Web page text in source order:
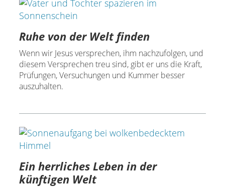
Ruhe von der Welt finden
Wenn wir Jesus versprechen, ihm nachzufolgen, und
diesem Versprechen treu sind, gibt er uns die Kraft,
Prüfungen, Versuchungen und Kummer besser
auszuhalten.
Ein herrliches Leben in der
künftigen Welt